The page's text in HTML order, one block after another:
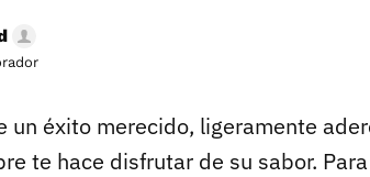
un éxito merecido, ligeramente
te hace disfrutar de su sabor.